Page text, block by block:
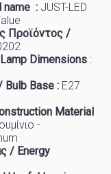
name : JUST-LED
Προϊόντος /
Dimensions :
Bulb Base : Ε27
Material
-
/ Energy